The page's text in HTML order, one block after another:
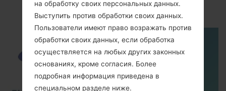
Galaxy G6 SM-G920P?
на обработку своих персональных данных.
Выступить против обработки своих данных.
Пользователи имеют право возражать против
обработки своих данных, если обработка
осуществляется на любых других законных
основаниях, кроме согласия. Более
подробная информация приведена в
специальном разделе ниже.